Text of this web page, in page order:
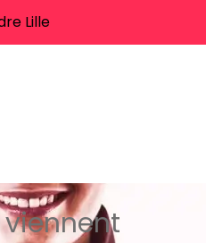
Lille
viennent